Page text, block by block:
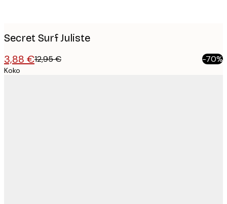
Secret Surf Juliste
3,88 €12,95 € -70%
Koko